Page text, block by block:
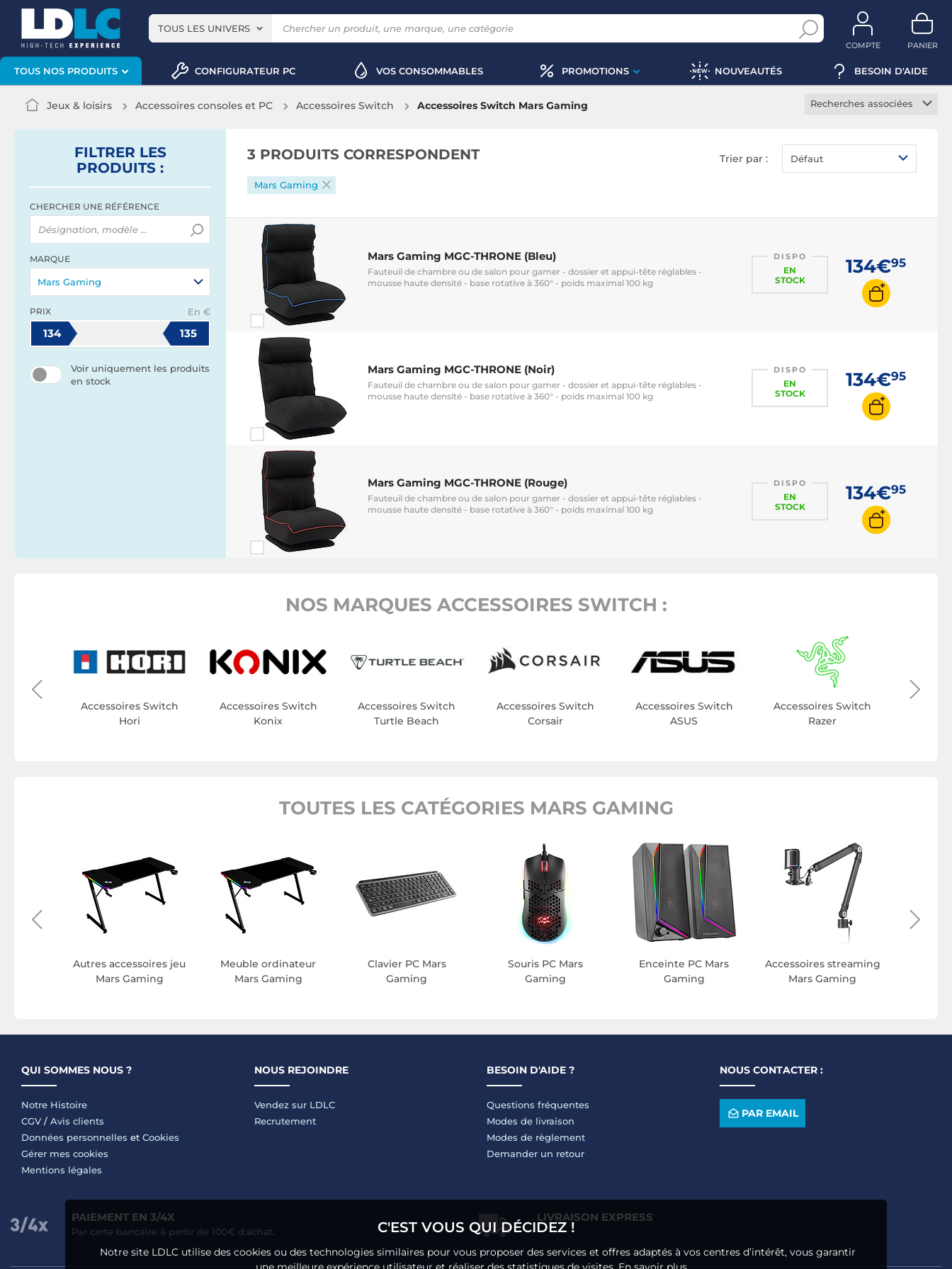
TOUS LES UNIVERS
COMPTE PANIER
TOUS NOS PRODUITS CONFIGURATEUR PC VOS CONSOMMABLES PROMOTIONS NOUVEAUTÉS BESOIN D'AIDE
Jeux & loisirs Accessoires consoles et PC Accessoires Switch Accessoires Switch Mars Gaming
Recherches associées
Casque Switch
Carte mémoire Switch
FILTRER LES
PRODUITS :
CHERCHER UNE RÉFÉRENCE
MARQUE
Mars Gaming
PRIX En €
134 135
Voir uniquement les produits
en stock
3 PRODUITS CORRESPONDENT Trier par : Défaut
Mars Gaming
Mars Gaming MGC-THRONE (Bleu)
Fauteuil de chambre ou de salon pour gamer - dossier et appui-tête réglables -
mousse haute densité - base rotative à 360° - poids maximal 100 kg
DISPO
EN
STOCK
134€95
Mars Gaming MGC-THRONE (Noir)
Fauteuil de chambre ou de salon pour gamer - dossier et appui-tête réglables -
mousse haute densité - base rotative à 360° - poids maximal 100 kg
DISPO
EN
STOCK
134€95
Mars Gaming MGC-THRONE (Rouge)
Fauteuil de chambre ou de salon pour gamer - dossier et appui-tête réglables -
mousse haute densité - base rotative à 360° - poids maximal 100 kg
DISPO
EN
STOCK
134€95
NOS MARQUES ACCESSOIRES SWITCH :
Accessoires Switch
Hori
Accessoires Switch
Konix
Accessoires Switch
Turtle Beach
Accessoires Switch
Corsair
Accessoires Switch
ASUS
Accessoires Switch
Razer
TOUTES LES CATÉGORIES MARS GAMING
Autres accessoires jeu
Mars Gaming
Meuble ordinateur
Mars Gaming
Clavier PC Mars
Gaming
Souris PC Mars
Gaming
Enceinte PC Mars
Gaming
Accessoires streaming
Mars Gaming
QUI SOMMES NOUS ?
Notre Histoire
CGV / Avis clients
Données personnelles et Cookies
Gérer mes cookies
Mentions légales
NOUS REJOINDRE
Vendez sur LDLC
Recrutement
BESOIN D'AIDE ?
Questions fréquentes
Modes de livraison
Modes de règlement
Demander un retour
NOUS CONTACTER :
PAR EMAIL
PAIEMENT EN 3/4X
Par carte bancaire à partir de 100€ d'achat.
LIVRAISON EXPRESS
C'EST VOUS QUI DÉCIDEZ !
Notre site LDLC utilise des cookies ou des technologies similaires pour vous proposer des services et offres adaptés à vos centres d’intérêt, vous garantir